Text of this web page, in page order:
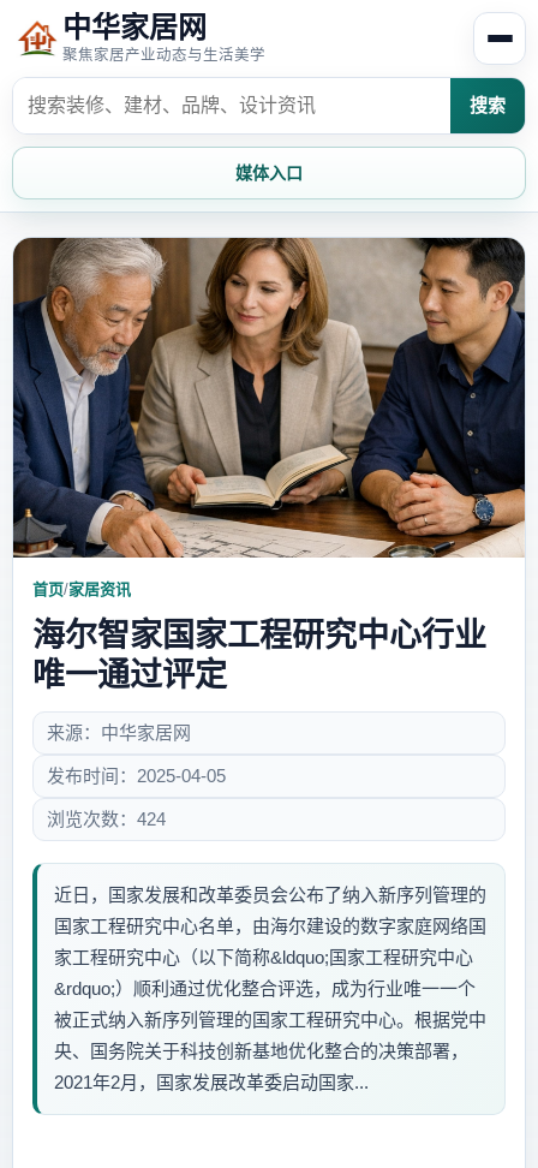
中华家居网
聚焦家居产业动态与生活美学
搜索
媒体入口
首页 家居资讯
家居风水 家居欣赏
时尚饰家 装修设计
家具知识 家居文化
家装攻略 创意家居
首页/家居资讯
海尔智家国家工程研究中心行业
唯一通过评定
来源：中华家居网
发布时间：2025-04-05
浏览次数：424
近日，国家发展和改革委员会公布了纳入新序列管理的
国家工程研究中心名单，由海尔建设的数字家庭网络国
家工程研究中心（以下简称&ldquo;国家工程研究中心
&rdquo;）顺利通过优化整合评选，成为行业唯一一个
被正式纳入新序列管理的国家工程研究中心。根据党中
央、国务院关于科技创新基地优化整合的决策部署，
2021年2月，国家发展改革委启动国家...